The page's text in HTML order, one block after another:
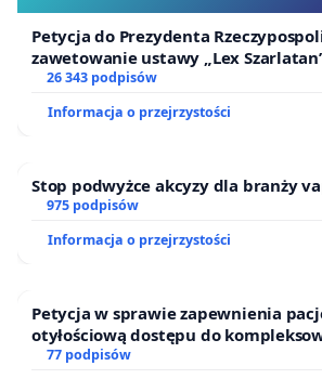
Petycja do Prezydenta
zawetowanie ustawy „Lex
26 343 podpisów
Informacja o przejrzystości
Stop podwyżce akcyzy dla branży
975 podpisów
Informacja o przejrzystości
Petycja w sprawie zapewnienia
otyłościową dostępu do
oraz programów profilaktycznych.
77 podpisów